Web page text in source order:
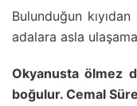
Bulunduğun
adalara asla
Okyanusta ölmez
boğulur. Cemal